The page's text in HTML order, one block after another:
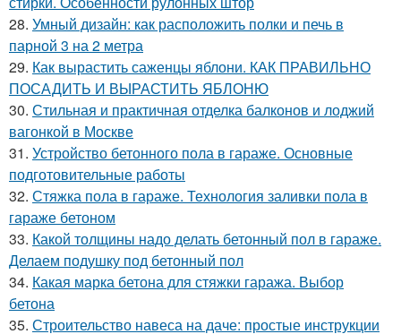
28. Умный дизайн: как расположить полки и печь в
парной 3 на 2 метра
29. Как вырастить саженцы яблони. КАК ПРАВИЛЬНО
ПОСАДИТЬ И ВЫРАСТИТЬ ЯБЛОНЮ
30. Стильная и практичная отделка балконов и лоджий
вагонкой в Москве
31. Устройство бетонного пола в гараже. Основные
подготовительные работы
32. Стяжка пола в гараже. Технология заливки пола в
гараже бетоном
33. Какой толщины надо делать бетонный пол в гараже.
Делаем подушку под бетонный пол
34. Какая марка бетона для стяжки гаража. Выбор
бетона
35. Строительство навеса на даче: простые инструкции